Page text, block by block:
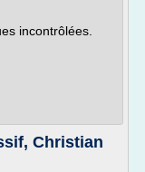
incontrôlées.
Christian